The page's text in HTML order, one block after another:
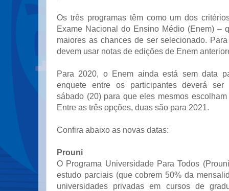
Os três programas têm como um dos
Exame Nacional do Ensino Médio (Enem) –
maiores as chances de ser selecionado.
devem usar notas de edições de Enem
Para 2020, o Enem ainda está sem data
enquete entre os participantes deverá ser
sábado (20) para que eles mesmos
Entre as três opções, duas são para 2021.
Confira abaixo as novas datas:
Prouni
O Programa Universidade Para Todos
estudo parciais (que cobrem 50% da
universidades privadas em cursos de